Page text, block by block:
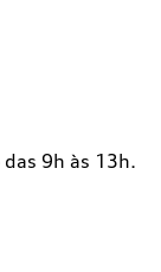
9h às 13h.